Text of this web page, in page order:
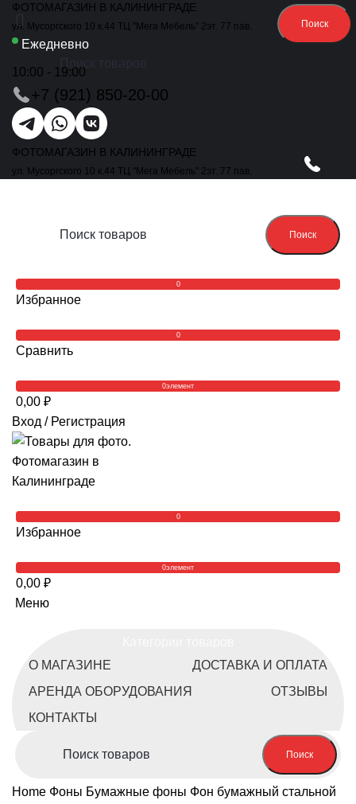
ФОТОМАГАЗИН В КАЛИНИНГРАДЕ
ул. Мусоргского 10 к.44 ТЦ "Мега Мебель" 2эт. 77 пав.
Ежедневно
10:00 - 19:00
+7 (921) 850-20-00
ФОТОМАГАЗИН В КАЛИНИНГРАДЕ
ул. Мусоргского 10 к.44 ТЦ "Мега Мебель" 2эт. 77 пав.
Поиск
0
Избранное
0
Сравнить
0элемент
0,00 ₽
Вход / Регистрация
0
Избранное
0элемент
0,00 ₽
Меню
О МАГАЗИНЕ
ДОСТАВКА И ОПЛАТА
АРЕНДА ОБОРУДОВАНИЯ
ОТЗЫВЫ
КОНТАКТЫ
Поиск
Home Фоны Бумажные фоны Фон бумажный стальной
Поиск